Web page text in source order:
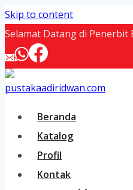
Skip to content
Selamat Datang di Penerbit
Beranda
Katalog
Profil
Kontak